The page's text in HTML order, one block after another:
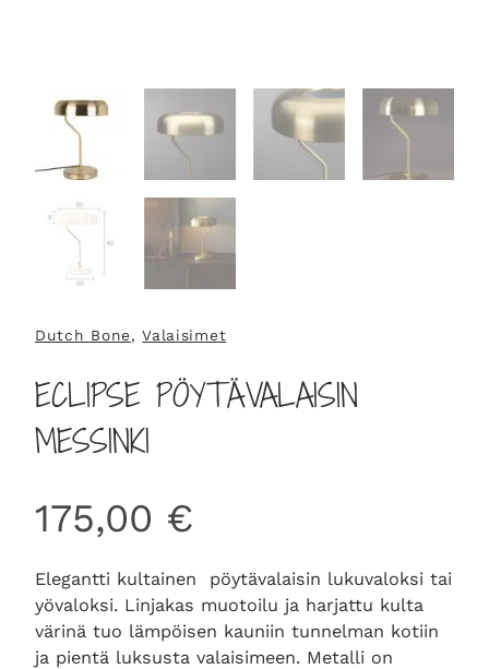
Dutch Bone, Valaisimet
ECLIPSE PÖYTÄVALAISIN
MESSINKI
175,00 €
Elegantti kultainen pöytävalaisin lukuvaloksi tai
yövaloksi. Linjakas muotoilu ja harjattu kulta
värinä tuo lämpöisen kauniin tunnelman kotiin
ja pientä luksusta valaisimeen. Metalli on